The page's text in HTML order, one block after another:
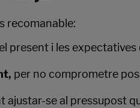
recomanable:
present i les
per no comprometre
ajustar-se al pressupost